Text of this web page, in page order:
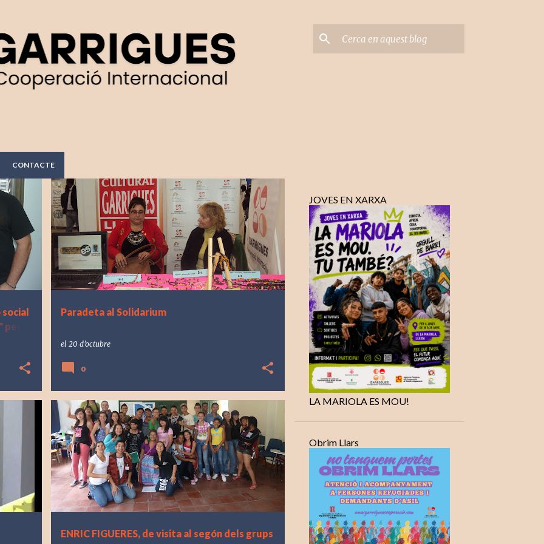
CONTACTE
social
Paradeta al Solidarium
el 20 d’octubre
0
ENRIC FIGUERES, de visita al segón dels grups
JOVES EN XARXA
LA MARIOLA ES MOU!
Obrim Llars